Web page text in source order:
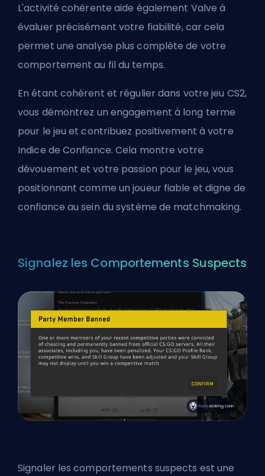
L'activité cohérente aide également Valve à
évaluer précisément votre fiabilité, car cela
permet une analyse plus complète de votre
comportement au fil du temps.
En étant cohérent et régulier dans votre jeu CS2,
vous démontrez un engagement à long terme
pour le jeu et contribuez positivement à votre
Indice de Confiance. Cela montre votre
dévouement et votre passion pour le jeu, vous
positionnant comme un joueur fiable et digne de
confiance au sein du système de matchmaking.
Signalez les Comportements Suspects
Signaler les comportements suspects est une